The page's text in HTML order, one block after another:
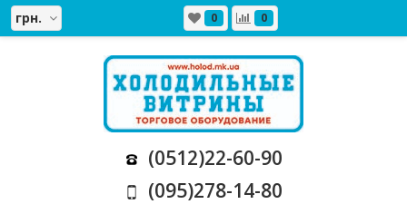
грн. 0 0
(0512)22-60-90
(095)278-14-80